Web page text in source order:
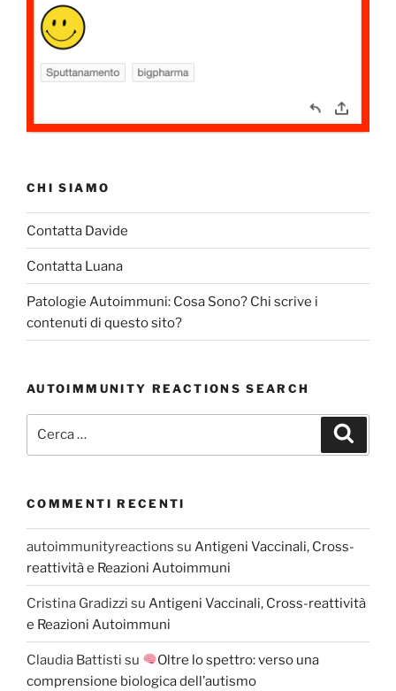
CHI SIAMO
Contatta Davide
Contatta Luana
Patologie Autoimmuni: Cosa Sono? Chi scrive i
contenuti di questo sito?
AUTOIMMUNITY REACTIONS SEARCH
COMMENTI RECENTI
autoimmunityreactions su Antigeni Vaccinali, Cross-
reattività e Reazioni Autoimmuni
Cristina Gradizzi su Antigeni Vaccinali, Cross-reattività
e Reazioni Autoimmuni
Claudia Battisti su
Oltre lo spettro: verso una
comprensione biologica dell’autismo